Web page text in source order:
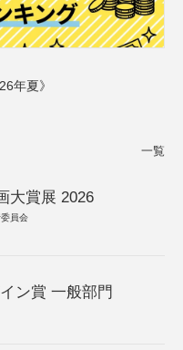
年夏》
一覧
大賞展 2026
員会
ン賞 一般部門